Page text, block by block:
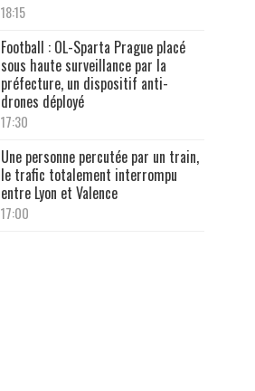
18:15
Football : OL-Sparta Prague placé
sous haute surveillance par la
préfecture, un dispositif anti-
drones déployé
17:30
Une personne percutée par un train,
le trafic totalement interrompu
entre Lyon et Valence
17:00